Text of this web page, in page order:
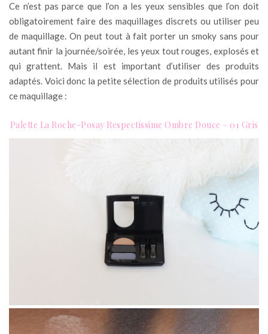
Ce n’est pas parce que l’on a les yeux sensibles que l’on doit
obligatoirement faire des maquillages discrets ou utiliser peu
de maquillage. On peut tout à fait porter un smoky sans pour
autant finir la journée/soirée, les yeux tout rouges, explosés et
qui grattent. Mais il est important d’utiliser des produits
adaptés. Voici donc la petite sélection de produits utilisés pour
ce maquillage :
Palette La Roche-Posay Respectissime Ombre Douce – 01 Gris